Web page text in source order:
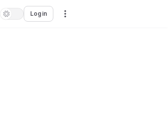
Login